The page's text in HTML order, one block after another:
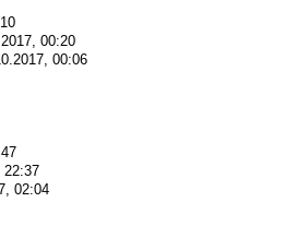
00:20
00:06
22:37
02:04